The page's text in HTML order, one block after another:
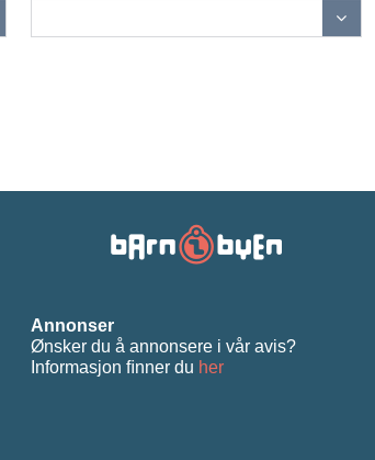
Annonser
Ønsker du å annonsere i vår avis?
Informasjon ﬁnner du her